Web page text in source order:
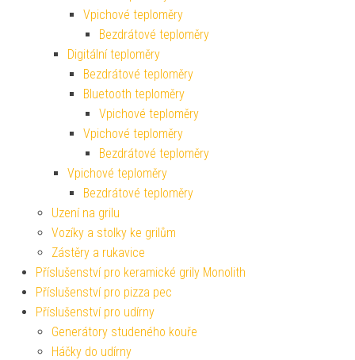
Vpichové teploměry
Bezdrátové teploměry
Digitální teploměry
Bezdrátové teploměry
Bluetooth teploměry
Vpichové teploměry
Vpichové teploměry
Bezdrátové teploměry
Vpichové teploměry
Bezdrátové teploměry
Uzení na grilu
Vozíky a stolky ke grilům
Zástěry a rukavice
Příslušenství pro keramické grily Monolith
Příslušenství pro pizza pec
Příslušenství pro udírny
Generátory studeného kouře
Háčky do udírny